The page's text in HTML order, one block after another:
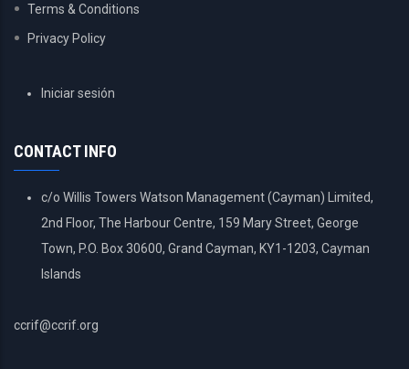
Terms & Conditions
Privacy Policy
USERIniciar sesión
CONTACT INFO
c/o Willis Towers Watson Management (Cayman) Limited,
2nd Floor, The Harbour Centre, 159 Mary Street, George
Town, P.O. Box 30600, Grand Cayman, KY1-1203, Cayman
Islands
ccrif@ccrif.org